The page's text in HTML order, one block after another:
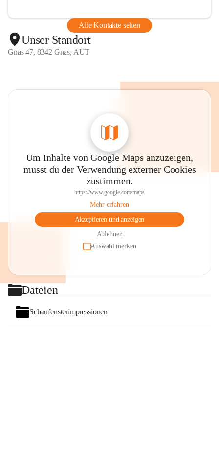
Alle Kontakte sehen
Unser Standort
Gnas 47, 8342 Gnas, AUT
Um Inhalte von Google Maps anzuzeigen,
musst du der Verwendung externer Cookies
zustimmen.
https://www.google.com/maps
Mehr erfahren
Akzeptieren und anzeigen
Ablehnen
Auswahl merken
Dateien
Schaufensterimpressionen